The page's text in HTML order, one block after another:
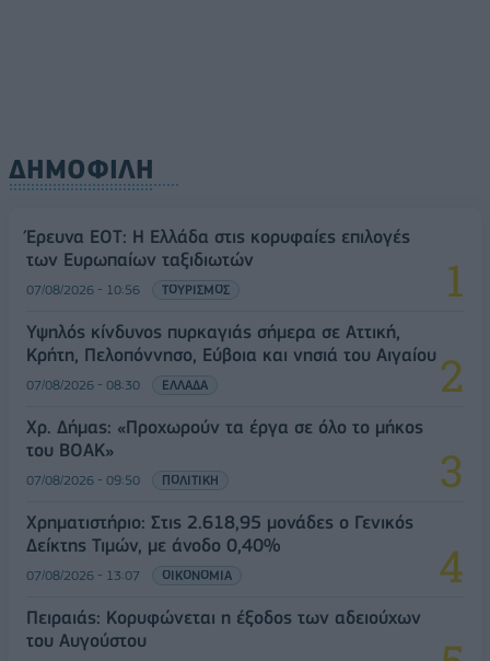
ΔΗΜΟΦΙΛΗ
Έρευνα ΕΟΤ: Η Ελλάδα στις κορυφαίες επιλογές
των Ευρωπαίων ταξιδιωτών
07/08/2026 - 10:56 ΤΟΥΡΙΣΜΟΣ
Υψηλός κίνδυνος πυρκαγιάς σήμερα σε Αττική,
Κρήτη, Πελοπόννησο, Εύβοια και νησιά του Αιγαίου
07/08/2026 - 08:30 ΕΛΛΑΔΑ
Χρ. Δήμας: «Προχωρούν τα έργα σε όλο το μήκος
του ΒΟΑΚ»
07/08/2026 - 09:50 ΠΟΛΙΤΙΚΗ
Χρηματιστήριο: Στις 2.618,95 μονάδες ο Γενικός
Δείκτης Τιμών, με άνοδο 0,40%
07/08/2026 - 13:07 ΟΙΚΟΝΟΜΙΑ
Πειραιάς: Κορυφώνεται η έξοδος των αδειούχων
του Αυγούστου